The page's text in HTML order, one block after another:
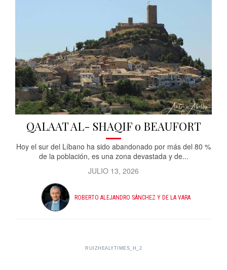
QALAAT AL- SHAQIF o BEAUFORT
Hoy el sur del Líbano ha sido abandonado por más del 80 %
de la población, es una zona devastada y de...
JULIO 13, 2026
ROBERTO ALEJANDRO SÁNCHEZ Y DE LA VARA
RUIZHEALYTIMES_H_2